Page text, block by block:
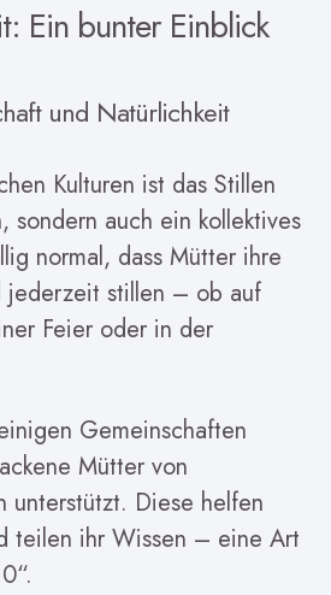
Ein bunter Einblick
und Natürlichkeit
Kulturen ist das Stillen
sondern auch ein kollektives
normal, dass Mütter ihre
jederzeit stillen – ob auf
Feier oder in der
Gemeinschaften
Mütter von
unterstützt. Diese helfen
teilen ihr Wissen – eine Art